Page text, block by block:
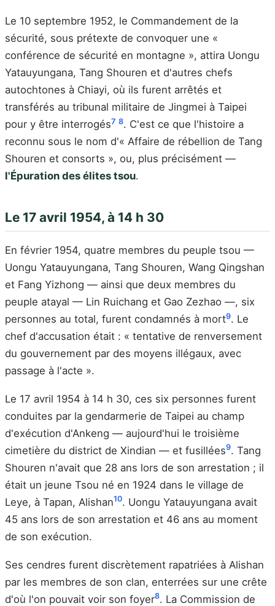
Le 10 septembre 1952, le Commandement de la
sécurité, sous prétexte de convoquer une «
conférence de sécurité en montagne », attira Uongu
Yatauyungana, Tang Shouren et d'autres chefs
autochtones à Chiayi, où ils furent arrêtés et
transférés au tribunal militaire de Jingmei à Taipei
pour y être interrogés7 8. C'est ce que l'histoire a
reconnu sous le nom d'« Affaire de rébellion de Tang
Shouren et consorts », ou, plus précisément —
l'Épuration des élites tsou.
Le 17 avril 1954, à 14 h 30
En février 1954, quatre membres du peuple tsou —
Uongu Yatauyungana, Tang Shouren, Wang Qingshan
et Fang Yizhong — ainsi que deux membres du
peuple atayal — Lin Ruichang et Gao Zezhao —, six
personnes au total, furent condamnés à mort9. Le
chef d'accusation était : « tentative de renversement
du gouvernement par des moyens illégaux, avec
passage à l'acte ».
Le 17 avril 1954 à 14 h 30, ces six personnes furent
conduites par la gendarmerie de Taipei au champ
d'exécution d'Ankeng — aujourd'hui le troisième
cimetière du district de Xindian — et fusillées9. Tang
Shouren n'avait que 28 ans lors de son arrestation ; il
était un jeune Tsou né en 1924 dans le village de
Leye, à Tapan, Alishan10. Uongu Yatauyungana avait
45 ans lors de son arrestation et 46 ans au moment
de son exécution.
Ses cendres furent discrètement rapatriées à Alishan
par les membres de son clan, enterrées sur une crête
d'où l'on pouvait voir son foyer8. La Commission de